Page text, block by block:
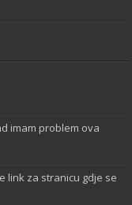
imam problem ova
link za stranicu gdje se